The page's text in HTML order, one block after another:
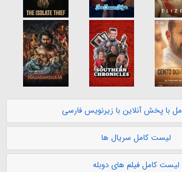
با پخش آنلاین با زیرنویس فارسی
لیست کامل سریال ها
لیست کامل فیلم های دوبله